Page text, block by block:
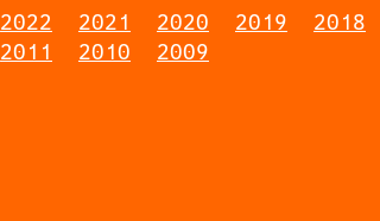
2022 2021 2020 2019 2018
2011 2010 2009